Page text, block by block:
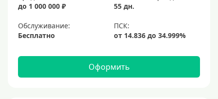
до 1 000 000 ₽
55 дн.
Обслуживание:
Бесплатно
Оформить